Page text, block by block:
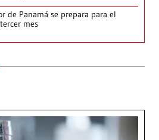
de Panamá se prepara para el
mes